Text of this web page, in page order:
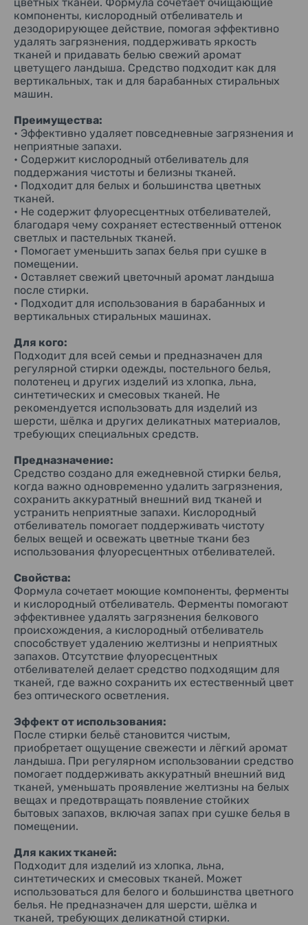
Средство создано для ежедневной стирки белья, когда
важно одновременно удалить загрязнения, сохранить
аккуратный внешний вид тканей и устранить неприятные
запахи. Кислородный отбеливатель помогает
поддерживать чистоту белых вещей и освежать цветные
ткани без использования флуоресцентных отбеливателей.
Свойства:
кислородный отбеливатель. Ферменты помогают
эффективнее удалять загрязнения белкового
происхождения, а кислородный отбеливатель
способствует удалению желтизны и неприятных запахов.
Отсутствие флуоресцентных отбеливателей делает
средство подходящим для тканей, где важно сохранить их
естественный цвет без оптического осветления.
Эффект от использования:
После стирки бельё становится чистым, приобретает
ощущение свежести и лёгкий аромат ландыша. При
регулярном использовании средство помогает
поддерживать аккуратный внешний вид тканей,
уменьшать проявление желтизны на белых вещах и
предотвращать появление стойких бытовых запахов,
включая запах при сушке белья в помещении.
Для каких тканей:
смесовых тканей. Может использоваться для белого и
большинства цветного белья. Не предназначен для
шерсти, шёлка и тканей, требующих деликатной стирки.
Аромат:
Свежий аромат цветущего ландыша с лёгкими цветочными
нотами. После стирки бельё сохраняет чистый
ненавязчивый запах свежести.
• Кислородный отбеливатель — помогает удалять
желтизну, неприятные запахи и поддерживать чистоту
тканей.
• Ферменты — способствуют более эффективному
удалению белковых загрязнений при стирке.
• Анионные поверхностно-активные вещества —
обеспечивают очищение тканей от повседневных
загрязнений.
• Карбонаты и силикаты — поддерживают эффективность
Состав:
Поверхностно-активные вещества (17%: линейные
алкилбензолсульфонаты), смягчитель воды
(алюмосиликат), щелочные компоненты (карбонат),
регулятор pH, кислородный отбеливатель,
диспергирующий агент, ферменты.
Способ применения:
Используйте рекомендованное производителем
количество порошка в зависимости от степени
загрязнения белья, объёма загрузки и жёсткости воды.
порошка отсек стиральной машины или используйте при
ручной стирке.
Меры предосторожности:
Хранить в сухом месте, недоступном для детей. Избегать
попадания порошка в глаза. При попадании тщательно
промыть водой. Не использовать не по назначению. После
применения рекомендуется плотно закрывать упаковку
для защиты порошка от влаги.
New Beads сочетает эффективное очищение, кислородное
отбеливание и свежий цветочный аромат в одном
средстве для ежедневной стирки. Отсутствие
флуоресцентных отбеливателей помогает сохранить
естественный оттенок тканей, а дезодорирующее
действие делает бельё свежим даже после сушки в
компоненты, кислородный отбеливатель и
дезодорирующее действие, помогая эффективно
удалять загрязнения, поддерживать яркость
тканей и придавать белью свежий аромат
цветущего ландыша. Средство подходит как для
вертикальных, так и для барабанных стиральных
машин.
Преимущества:
• Эффективно удаляет повседневные загрязнения и
неприятные запахи.
• Содержит кислородный отбеливатель для
поддержания чистоты и белизны тканей.
• Подходит для белых и большинства цветных
тканей.
• Не содержит флуоресцентных отбеливателей,
благодаря чему сохраняет естественный оттенок
светлых и пастельных тканей.
• Помогает уменьшить запах белья при сушке в
помещении.
• Оставляет свежий цветочный аромат ландыша
после стирки.
• Подходит для использования в барабанных и
вертикальных стиральных машинах.
Для кого:
Подходит для всей семьи и предназначен для
регулярной стирки одежды, постельного белья,
полотенец и других изделий из хлопка, льна,
синтетических и смесовых тканей. Не
рекомендуется использовать для изделий из
шерсти, шёлка и других деликатных материалов,
требующих специальных средств.
Предназначение:
Средство создано для ежедневной стирки белья,
когда важно одновременно удалить загрязнения,
сохранить аккуратный внешний вид тканей и
устранить неприятные запахи. Кислородный
отбеливатель помогает поддерживать чистоту
белых вещей и освежать цветные ткани без
использования флуоресцентных отбеливателей.
Свойства:
Формула сочетает моющие компоненты, ферменты
и кислородный отбеливатель. Ферменты помогают
эффективнее удалять загрязнения белкового
происхождения, а кислородный отбеливатель
способствует удалению желтизны и неприятных
запахов. Отсутствие флуоресцентных
отбеливателей делает средство подходящим для
тканей, где важно сохранить их естественный цвет
без оптического осветления.
Эффект от использования:
После стирки бельё становится чистым,
приобретает ощущение свежести и лёгкий аромат
ландыша. При регулярном использовании средство
помогает поддерживать аккуратный внешний вид
тканей, уменьшать проявление желтизны на белых
вещах и предотвращать появление стойких
бытовых запахов, включая запах при сушке белья в
помещении.
Для каких тканей:
Подходит для изделий из хлопка, льна,
синтетических и смесовых тканей. Может
использоваться для белого и большинства цветного
белья. Не предназначен для шерсти, шёлка и
тканей, требующих деликатной стирки.